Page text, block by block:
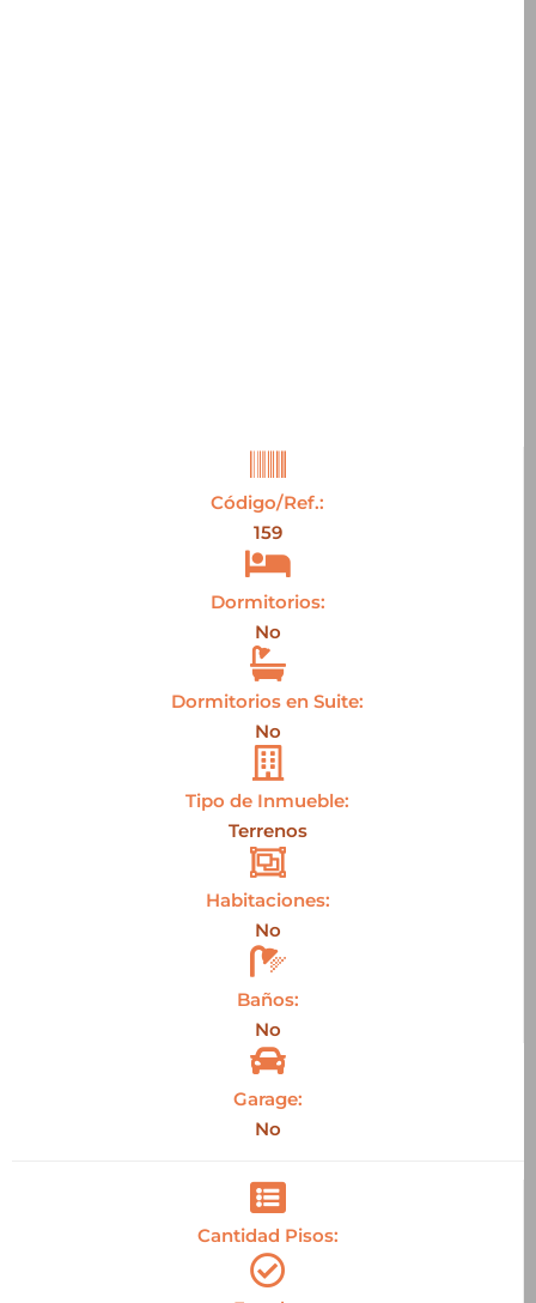
Código/Ref.:
159
Dormitorios:
No
Dormitorios en Suite:
No
Tipo de Inmueble:
Terrenos
Habitaciones:
No
Baños:
No
Garage:
No
Cantidad Pisos: